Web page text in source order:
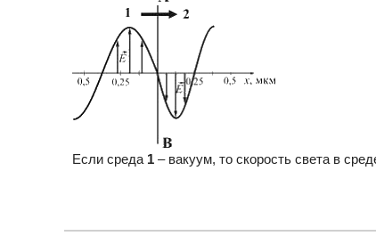
Если среда 1 – вакуум, то скорость света в